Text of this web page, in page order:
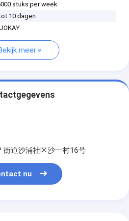
stuks per week
10 dagen
meer
街道沙浦社区沙一村16号
nu